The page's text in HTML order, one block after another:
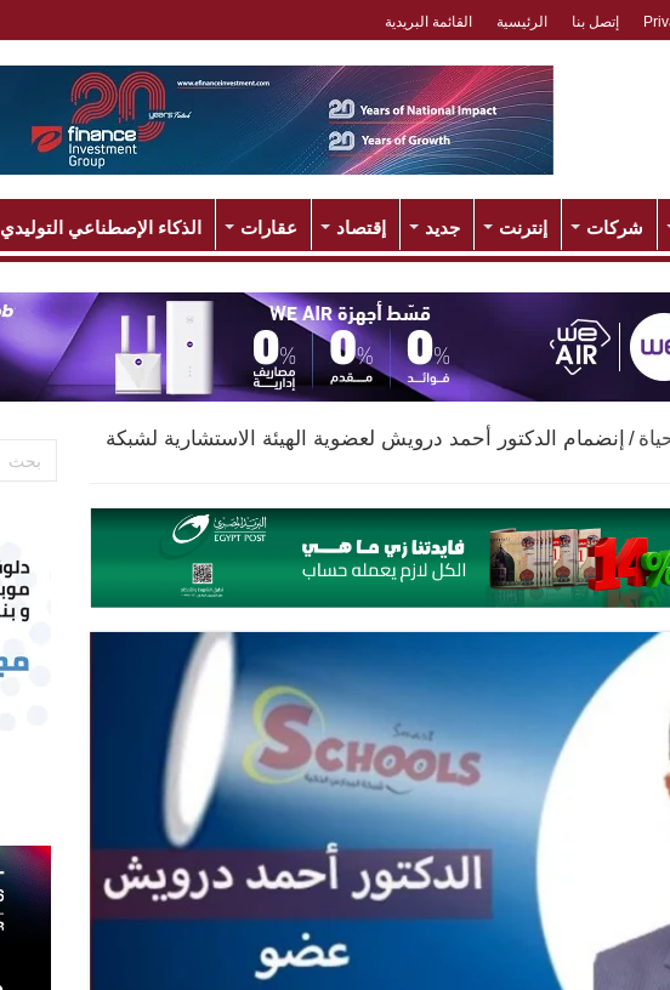
إتصل بنا الرئيسية القائمة البريدية
شركات إنترنت جديد إقتصاد عقارات الذكاء الإصطناعي التوليدي
/ إنضمام الدكتور أحمد درويش لعضوية الهيئة الاستشارية لشبكة